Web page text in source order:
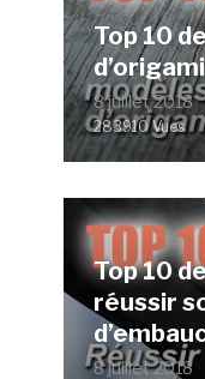
Top 10
8 juillet 2018
283910 Vues
Top 10
réussir
8 juillet 2018